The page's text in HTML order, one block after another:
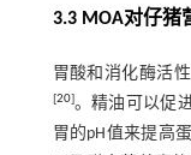
3.3 MOA对仔猪
胃酸和消化酶活
[20]。精油可以促
胃的pH值来提高